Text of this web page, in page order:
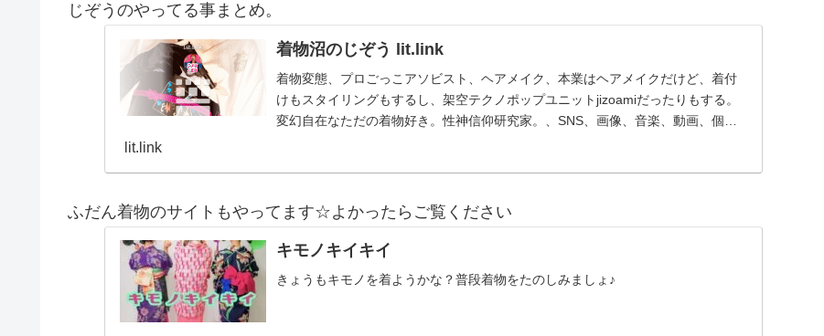
じぞうのやってる事まとめ。
着物沼のじぞう lit.link
着物変態、プロごっこアソビスト、ヘアメイク、本業はヘアメイクだけど、着付
けもスタイリングもするし、架空テクノポップユニットjizoamiだったりもする。
変幻自在なただの着物好き。性神信仰研究家。、SNS、画像、音楽、動画、個性
lit.link
ふだん着物のサイトもやってます☆よかったらご覧ください
キモノキイキイ
きょうもキモノを着ようかな？普段着物をたのしみましょ♪